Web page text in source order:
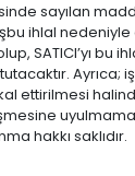
sayılan
ihlal
SATICI’yı bu
Ayrıca;
ettirilmesi
hakkı saklıdır.